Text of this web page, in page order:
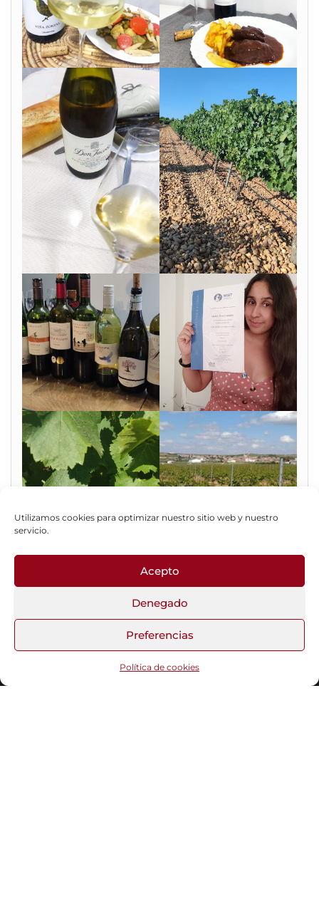
Utilizamos cookies para optimizar nuestro sitio web y nuestro
servicio.
Acepto
Denegado
Preferencias
Política de cookies
Fotos del Blog
Funciona gracias aWordPress |Tema:Head Blog